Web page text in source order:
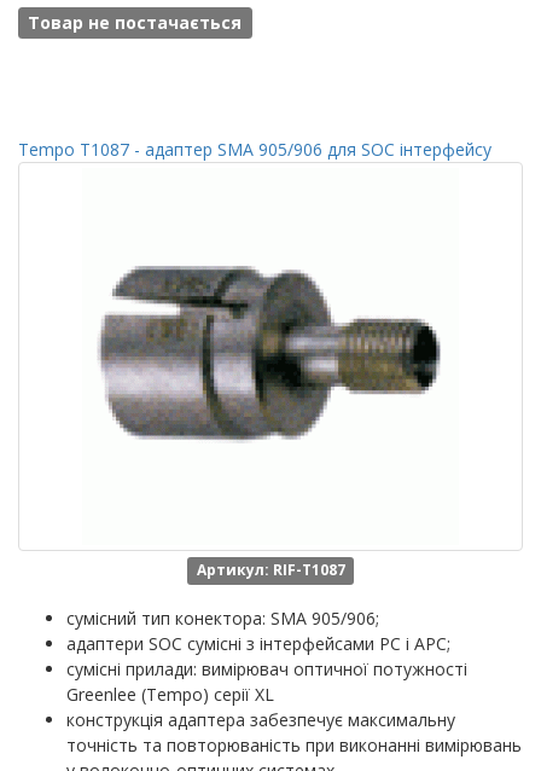
Товар не постачається
Tempo T1087 - адаптер SMA 905/906 для SOC інтерфейсу
Артикул: RIF-T1087
сумісний тип конектора: SMA 905/906;
адаптери SOC сумісні з інтерфейсами PC і APC;
сумісні прилади: вимірювач оптичної потужності
Greenlee (Tempo) серії XL
конструкція адаптера забезпечує максимальну
точність та повторюваність при виконанні вимірювань